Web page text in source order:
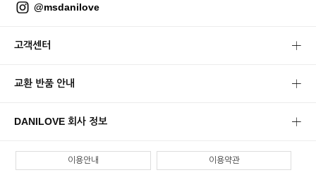
@msdanilove
고객센터
교환 반품 안내
DANILOVE 회사 정보
이용안내 이용약관